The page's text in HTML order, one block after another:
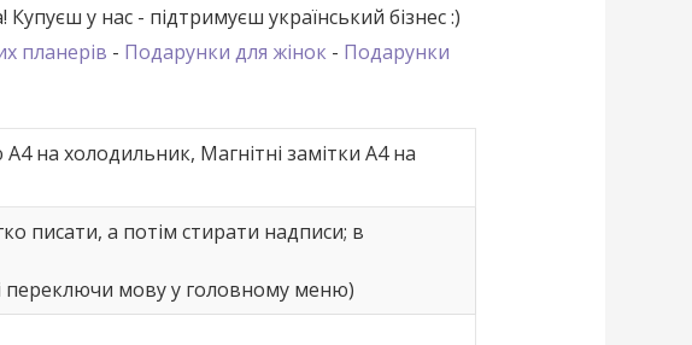
у нас - підтримуєш український бізнес :)
планерів - Подарунки для жінок - Подарунки
на холодильник, Магнітні замітки А4 на
писати, а потім стирати надписи; в
переключи мову у головному меню)